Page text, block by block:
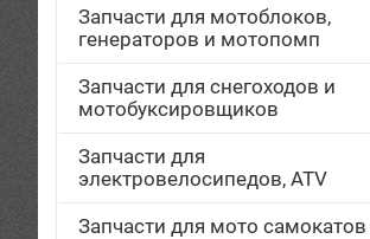
Запчасти для мотоблоков,
генераторов и мотопомп
Запчасти для снегоходов и
мотобуксировщиков
Запчасти для
электровелосипедов, ATV
Запчасти для мото самокатов